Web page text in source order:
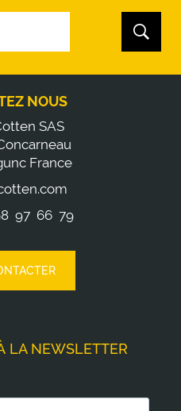
NOUS
SAS
France
97 66 79
LA NEWSLETTER